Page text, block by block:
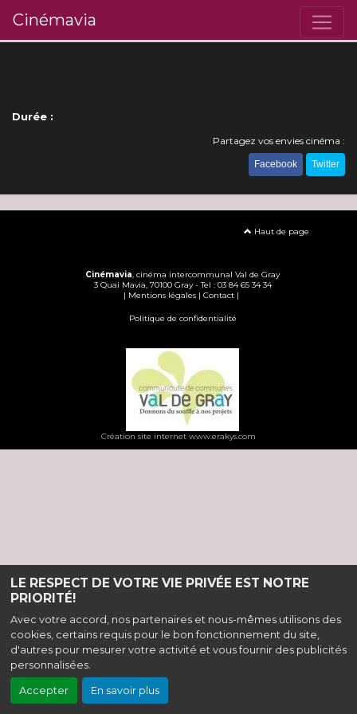
LE RESPECT DE VOTRE VIE PRIVÉE EST NOTRE
PRIORITÉ!
Avec votre accord, nos partenaires et nous-mêmes utilisons des
cookies, certains requis pour le bon fonctionnement du site,
d'autres pour mesurer votre activité et vous fournir des publicités
personnalisées.
Accepter En savoir plus
Cinémavia
Durée :
Partagez vos envies cinéma :
Facebook Twitter
Haut de page
Cinémavia, cinéma intercommunal Val de Gray
3 Quai Mavia, 70100 Gray - Tel : 03 84 65 34 34
| Mentions légales | Contact |
Politique de confidentialité
Création site internet www.erakys.com